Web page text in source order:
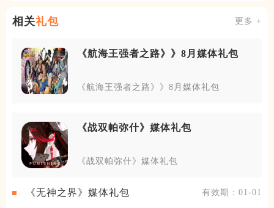
相关礼包 更多 +
《航海王强者之路》》8月媒体礼包
《航海王强者之路》》8月媒体礼包
《战双帕弥什》媒体礼包
《战双帕弥什》媒体礼包
《无神之界》媒体礼包 有效期：01-01